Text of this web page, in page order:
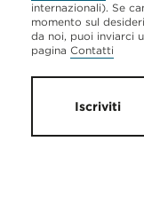
internazionali). Se
momento sul
da noi, puoi inviarci
pagina Contatti
Iscriviti